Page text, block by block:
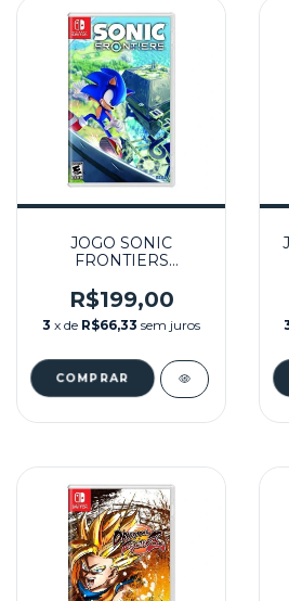
JOGO SONIC
FRONTIERS
NINTENDO SWITCH
R$199,00
3 x de R$66,33 sem juros